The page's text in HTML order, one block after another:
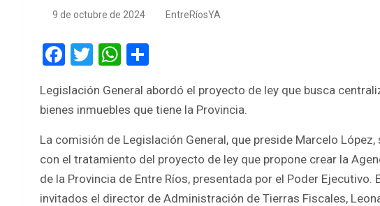
9 de octubre de 2024 EntreRíosYA
F
ce
b
o
o
k
T
tt
er
W
at
s
A
p
p
ar
e
Legislación General abordó el proyecto de ley que busca
bienes inmuebles que tiene la Provincia.
La comisión de Legislación General, que preside Marcelo
con el tratamiento del proyecto de ley que propone crear la
de la Provincia de Entre Ríos, presentada por el Poder
invitados el director de Administración de Tierras Fiscales,